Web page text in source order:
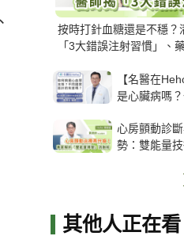
按時打針血糖還是不穩？
「3大錯誤注射習慣」、
【名醫在
是心臟病嗎
解析支架種
關鍵
心房顫動診
勢：雙能量
其他人正在看